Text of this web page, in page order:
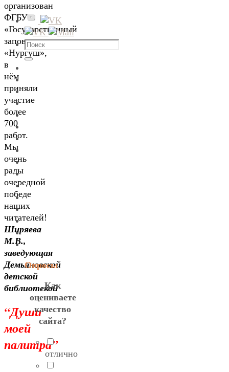
организован
ФГБУ
«Государственный
заповедник
«Нургуш»,
в
нём
приняли
участие
более
700
работ.
Мы
очень
рады
очередной
победе
наших
читателей!
Ширяева
М.В.,
заведующая
Демьяновской
детской
библиотекой
“Души
моей
палитра”
Что
искать:
Поиск
Опросы
Как
оцениваете
качество
сайта?
отлично